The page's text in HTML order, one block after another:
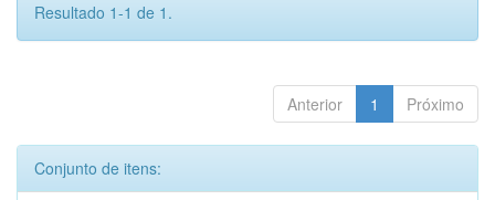
Resultado 1-1 de 1.
Anterior 1 Próximo
Conjunto de itens: